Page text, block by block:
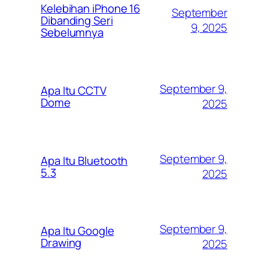
Kelebihan iPhone 16
Dibanding Seri
Sebelumnya
September
9, 2025
Apa Itu CCTV
Dome
September 9,
2025
Apa Itu Bluetooth
5.3
September 9,
2025
Apa Itu Google
Drawing
September 9,
2025